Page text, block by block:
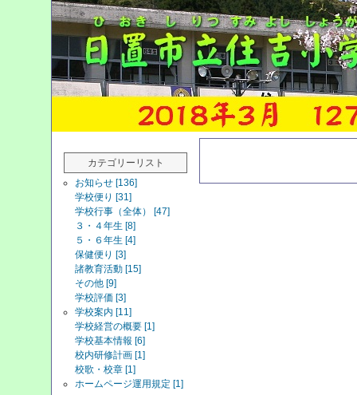
カテゴリーリスト
お知らせ [136]
学校便り [31]
学校行事（全体） [47]
３・４年生 [8]
５・６年生 [4]
保健便り [3]
諸教育活動 [15]
その他 [9]
学校評価 [3]
学校案内 [11]
学校経営の概要 [1]
学校基本情報 [6]
校内研修計画 [1]
校歌・校章 [1]
ホームページ運用規定 [1]